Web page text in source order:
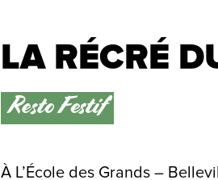
LA RÉCRÉ
Resto Festif
À L’École des Grands –